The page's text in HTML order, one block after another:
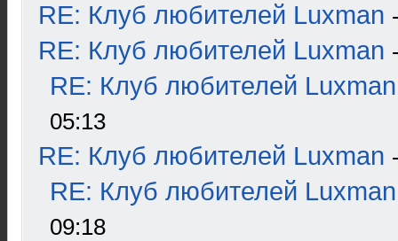
RE: Клуб любителей Luxman
RE: Клуб любителей Luxman
RE: Клуб любителей Luxman
05:13
RE: Клуб любителей Luxman
RE: Клуб любителей Luxman
09:18